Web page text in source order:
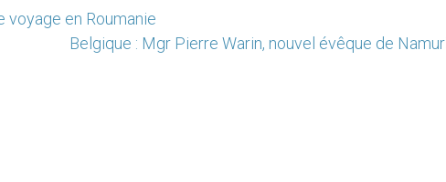
voyage en Roumanie
Belgique : Mgr Pierre Warin, nouvel évêque de Namur